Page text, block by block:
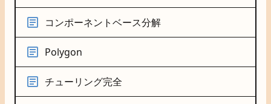
コンポーネントベース分解
Polygon
チューリング完全